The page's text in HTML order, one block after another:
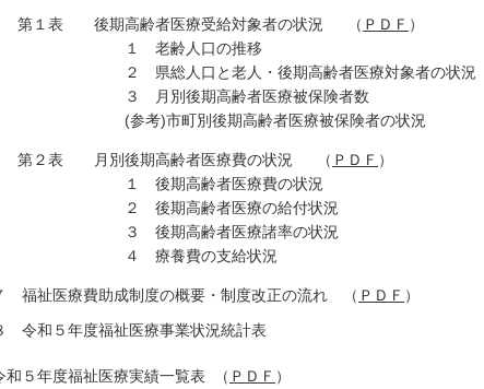
表 後期高齢者医療受給対象者の状況 （ ＰＤＦ ）
老齢人口の推移
県総人口と老人・後期高齢者医療対象者の状況
月別後期高齢者医療被保険者数
考)市町別後期高齢者医療被保険者の状況
２表 月別後期高齢者医療費の状況 （ ＰＤＦ ）
後期高齢者医療費の状況
後期高齢者医療の給付状況
後期高齢者医療諸率の状況
療養費の支給状況
福祉医療費助成制度の概要・制度改正の流れ （ ＰＤＦ ）
令和５年度福祉医療事業状況統計表
５年度福祉医療実績一覧表 （ ＰＤＦ ）